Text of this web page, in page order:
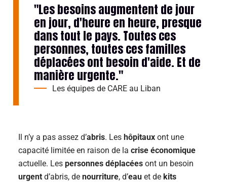
"Les besoins augmentent de jour
en jour, d'heure en heure, presque
dans tout le pays. Toutes ces
personnes, toutes ces familles
déplacées ont besoin d'aide. Et de
manière urgente."
Les équipes de CARE au Liban
Il n’y a pas assez d’abris. Les hôpitaux ont une
capacité limitée en raison de la crise économique
actuelle. Les personnes déplacées ont un besoin
urgent d’abris, de nourriture, d’eau et de kits